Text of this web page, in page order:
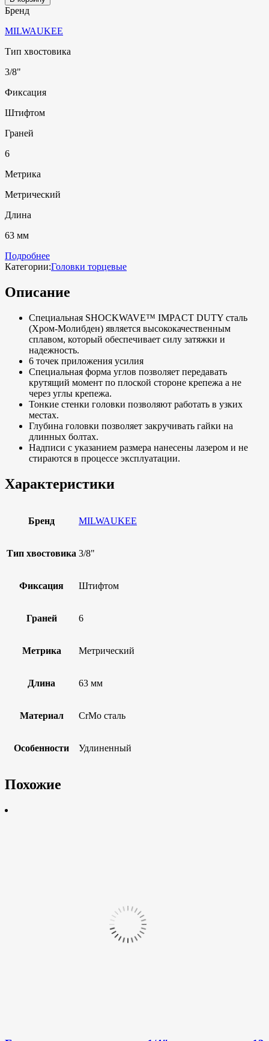
Бренд
MILWAUKEE
Тип хвостовика
3/8"
Фиксация
Штифтом
Граней
6
Метрика
Метрический
Длина
63 мм
Подробнее
Категории:Головки торцевые
Описание
Специальная SHOCKWAVE™ IMPACT DUTY сталь
(Хром-Молибден) является высококачественным
сплавом, который обеспечивает силу затяжки и
надежность.
6 точек приложения усилия
Специальная форма углов позволяет передавать
крутящий момент по плоской стороне крепежа а не
через углы крепежа.
Тонкие стенки головки позволяют работать в узких
местах.
Глубина головки позволяет закручивать гайки на
длинных болтах.
Надписи с указанием размера нанесены лазером и не
стираются в процессе эксплуатации.
Характеристики
Бренд MILWAUKEE
Тип хвостовика 3/8"
Фиксация Штифтом
Граней 6
Метрика Метрический
Длина 63 мм
Материал CrMo сталь
Особенности Удлиненный
Похожие